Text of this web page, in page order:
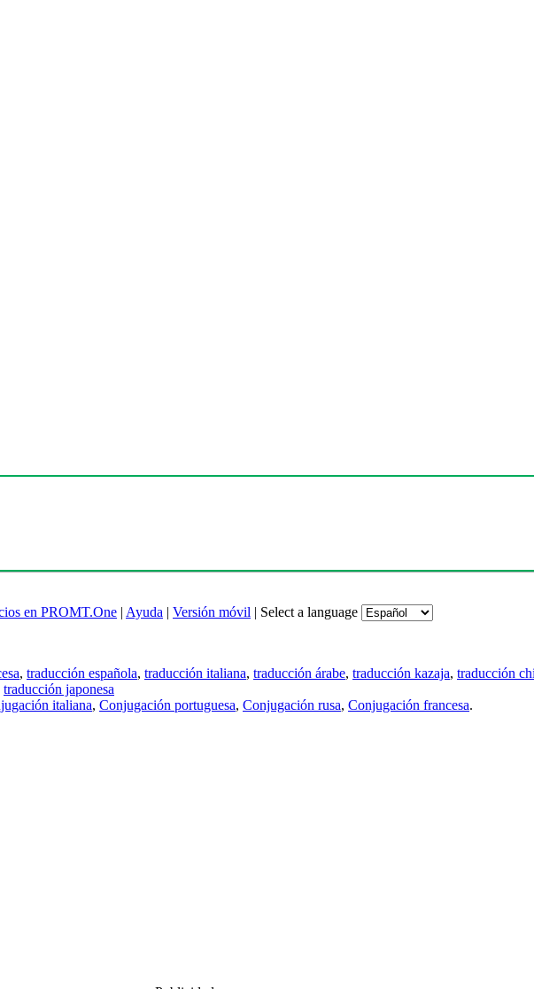
en PROMT.One | Ayuda | Versión móvil | Select a language
, traducción española, traducción italiana, traducción árabe, traducción kazaja, traducción
traducción japonesa
italiana, Conjugación portuguesa, Conjugación rusa, Conjugación francesa.